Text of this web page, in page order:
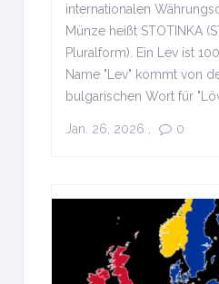
internationalen
Münze heißt STOTINKA
Pluralform). Ein Lev ist
Name "Lev" kommt von
bulgarischen Wort für
Jan. 26, 2026 0